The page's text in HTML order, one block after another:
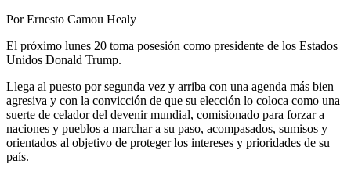
Por Ernesto Camou Healy
El próximo lunes 20 toma posesión como presidente de los Estados
Unidos Donald Trump.
Llega al puesto por segunda vez y arriba con una agenda más bien
agresiva y con la convicción de que su elección lo coloca como una
suerte de celador del devenir mundial, comisionado para forzar a
naciones y pueblos a marchar a su paso, acompasados, sumisos y
orientados al objetivo de proteger los intereses y prioridades de su
país.